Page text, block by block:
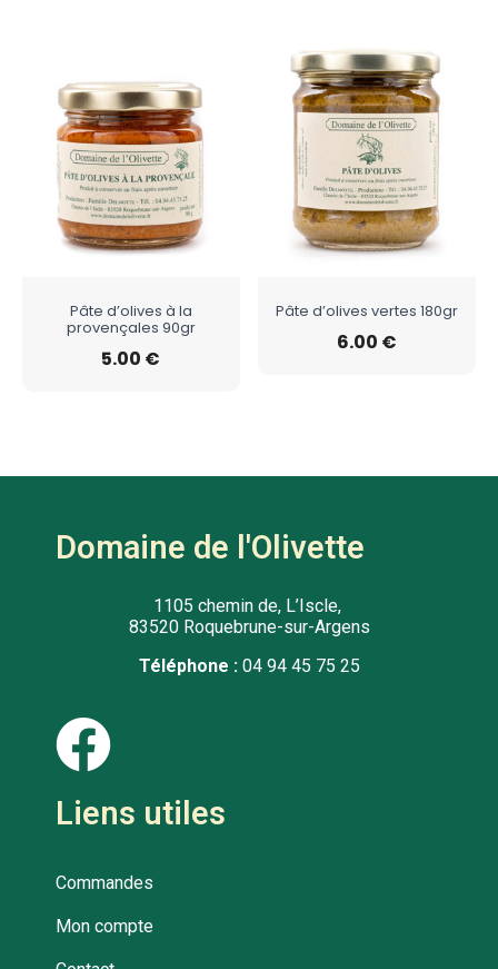
Pâte d’olives à la
provençales 90gr
5.00 €
Pâte d’olives vertes 180gr
6.00 €
Domaine de l'Olivette
1105 chemin de, L’Iscle,
83520 Roquebrune-sur-Argens
Téléphone :04 94 45 75 25
Liens utiles
Commandes
Mon compte